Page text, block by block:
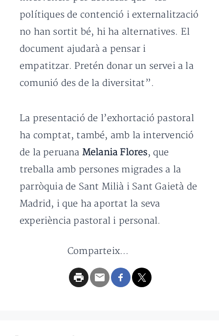
polítiques de contenció i externalització
no han sortit bé, hi ha alternatives. El
document ajudarà a pensar i
empatitzar. Pretén donar un servei a la
comunió des de la diversitat”.
La presentació de l’exhortació pastoral
ha comptat, també, amb la intervenció
de la peruana Melania Flores, que
treballa amb persones migrades a la
parròquia de Sant Milià i Sant Gaietà de
Madrid, i que ha aportat la seva
experiència pastoral i personal.
Comparteix...